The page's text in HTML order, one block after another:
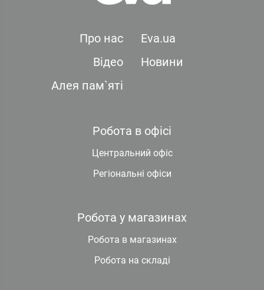
Про нас
Eva.ua
Відео
Новини
Алея пам`яті
Робота в офісі
Центральний офіс
Регіональні офіси
Робота у магазинах
Робота в магазинах
Робота на складі